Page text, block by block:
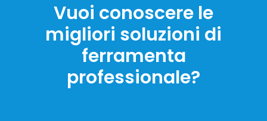
Vuoi conoscere le
migliori soluzioni di
ferramenta
professionale?